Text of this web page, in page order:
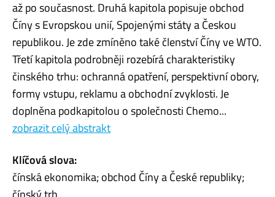
až po současnost. Druhá kapitola popisuje obchod
Číny s Evropskou unií, Spojenými státy a Českou
republikou. Je zde zmíněno také členství Číny ve WTO.
Třetí kapitola podrobněji rozebírá charakteristiky
činského trhu: ochranná opatření, perspektivní obory,
formy vstupu, reklamu a obchodní zvyklosti. Je
doplněna podkapitolou o společnosti Chemo...
zobrazit celý abstrakt
Klíčová slova:
čínská ekonomika; obchod Číny a České republiky;